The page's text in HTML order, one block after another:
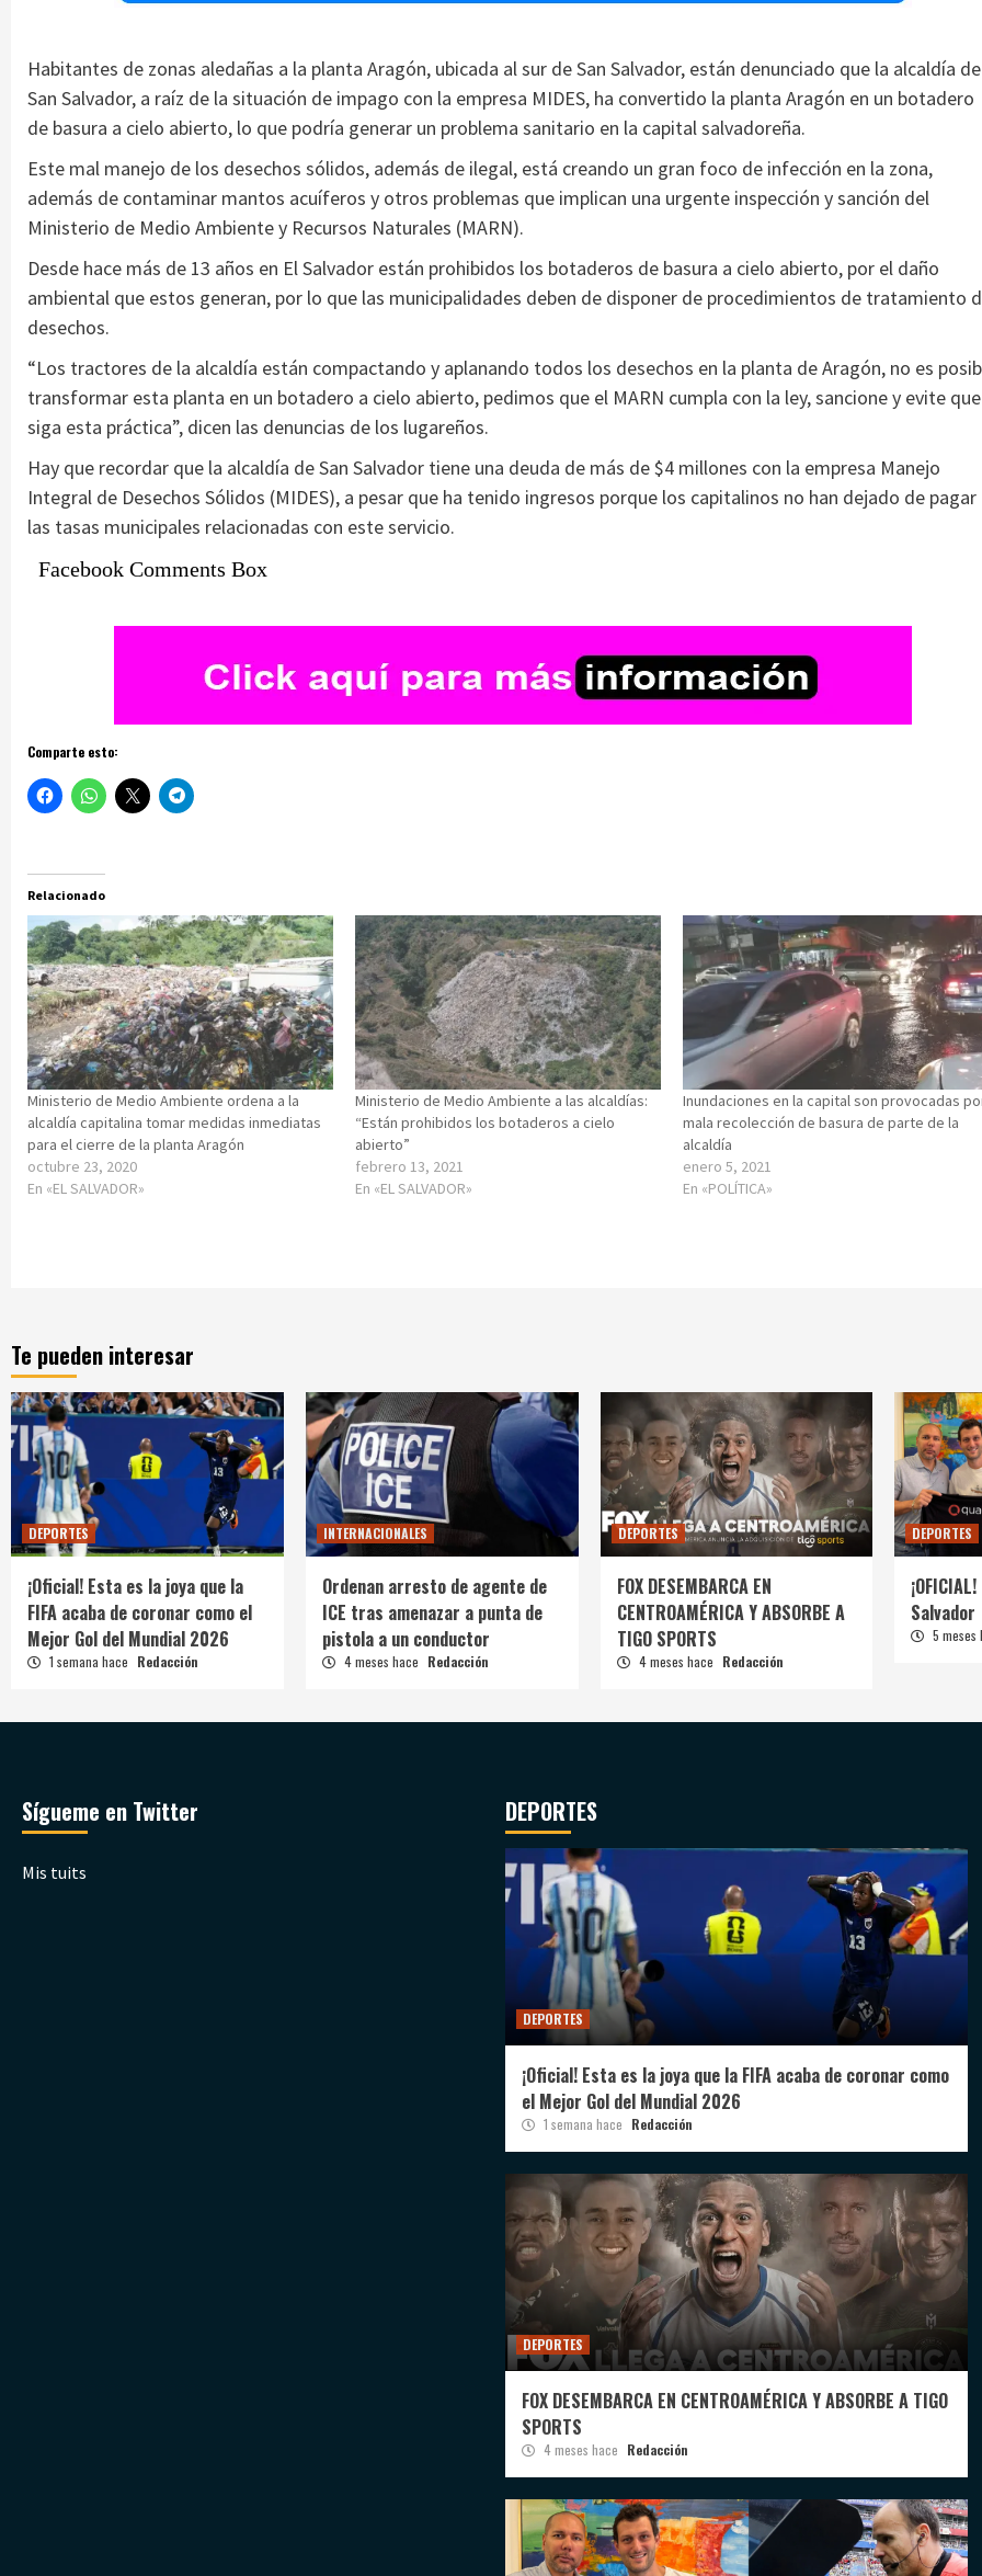
Habitantes de zonas aledañas a la planta Aragón, ubicada al sur de San Salvador, están denunciado que la alcaldía de
San Salvador, a raíz de la situación de impago con la empresa MIDES, ha convertido la planta Aragón en un botadero
de basura a cielo abierto, lo que podría generar un problema sanitario en la capital salvadoreña.
Este mal manejo de los desechos sólidos, además de ilegal, está creando un gran foco de infección en la zona,
además de contaminar mantos acuíferos y otros problemas que implican una urgente inspección y sanción del
Ministerio de Medio Ambiente y Recursos Naturales (MARN).
Desde hace más de 13 años en El Salvador están prohibidos los botaderos de basura a cielo abierto, por el daño
ambiental que estos generan, por lo que las municipalidades deben de disponer de procedimientos de tratamiento
desechos.
“Los tractores de la alcaldía están compactando y aplanando todos los desechos en la planta de Aragón, no es
transformar esta planta en un botadero a cielo abierto, pedimos que el MARN cumpla con la ley, sancione y evite que
siga esta práctica”, dicen las denuncias de los lugareños.
Hay que recordar que la alcaldía de San Salvador tiene una deuda de más de $4 millones con la empresa Manejo
Integral de Desechos Sólidos (MIDES), a pesar que ha tenido ingresos porque los capitalinos no han dejado de pagar
las tasas municipales relacionadas con este servicio.
Facebook Comments Box
Comparte esto:
Relacionado
Ministerio de Medio Ambiente ordena a la
alcaldía capitalina tomar medidas inmediatas
para el cierre de la planta Aragón
octubre 23, 2020
En «EL SALVADOR»
Ministerio de Medio Ambiente a las alcaldías:
“Están prohibidos los botaderos a cielo
abierto”
febrero 13, 2021
En «EL SALVADOR»
Inundaciones en la capital son provocadas
mala recolección de basura de parte de la
alcaldía
enero 5, 2021
En «POLÍTICA»
Te pueden interesar
DEPORTES
¡Oficial! Esta es la joya que la
FIFA acaba de coronar como el
Mejor Gol del Mundial 2026
1 semana hace Redacción
INTERNACIONALES
Ordenan arresto de agente de
ICE tras amenazar a punta de
pistola a un conductor
4 meses hace Redacción
DEPORTES
FOX DESEMBARCA EN
CENTROAMÉRICA Y ABSORBE A
TIGO SPORTS
4 meses hace Redacción
DEPORTES
Salvador
5
Sígueme en Twitter
Mis tuits
DEPORTES
DEPORTES
¡Oficial! Esta es la joya que la FIFA acaba de coronar como
el Mejor Gol del Mundial 2026
1 semana hace Redacción
DEPORTES
FOX DESEMBARCA EN CENTROAMÉRICA Y ABSORBE A TIGO
SPORTS
4 meses hace Redacción